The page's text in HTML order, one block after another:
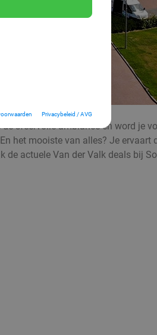
Privacybeleid / AVG
sfeervolle ambiance en word je
het mooiste van alles? Je ervaart
actuele Van der Valk deals bij